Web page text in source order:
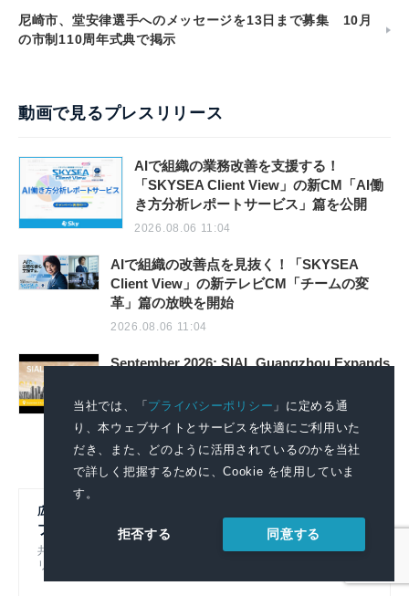
当社では、「プライバシーポリシー 」に定める通
り、本ウェブサイトとサービスを快適にご利用いた
だき、また、どのように活用されているのかを当社
で詳しく把握するために、Cookie を使用していま
す。
拒否する 同意する
尼崎市、堂安律選手へのメッセージを13日まで募集 10月
の市制110周年式典で掲示
動画で見るプレスリリース
AIで組織の業務改善を支援する！
「SKYSEA Client View」の新CM「AI働
き方分析レポートサービス」篇を公開
2026.08.06 11:04
AIで組織の改善点を見抜く！「SKYSEA
Client View」の新テレビCM「チームの変
革」篇の放映を開始
2026.08.06 11:04
September 2026: SIAL Guangzhou Expands
Food Growth Opportunities
2026.08.06 09:51
広報初心者のための
プレスリリースの書き方
共同通信社グループのノウハウをもとにプレスリ
リースの基本的なポイントを解説！